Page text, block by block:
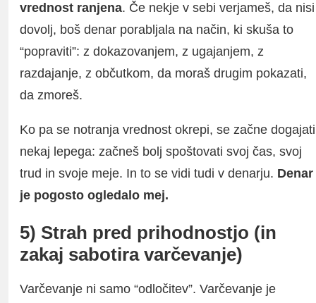
vrednost ranjena. Če nekje v sebi verjameš, da nisi
dovolj, boš denar porabljala na način, ki skuša to
“popraviti”: z dokazovanjem, z ugajanjem, z
razdajanje, z občutkom, da moraš drugim pokazati,
da zmoreš.
Ko pa se notranja vrednost okrepi, se začne dogajati
nekaj lepega: začneš bolj spoštovati svoj čas, svoj
trud in svoje meje. In to se vidi tudi v denarju. Denar
je pogosto ogledalo mej.
5) Strah pred prihodnostjo (in
zakaj sabotira varčevanje)
Varčevanje ni samo “odločitev”. Varčevanje je